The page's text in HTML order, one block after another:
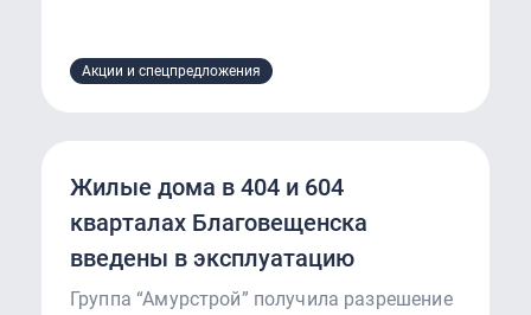
Акции и спецпредложения
Жилые дома в 404 и 604
кварталах Благовещенска
введены в эксплуатацию
Группа “Амурстрой” получила разрешение